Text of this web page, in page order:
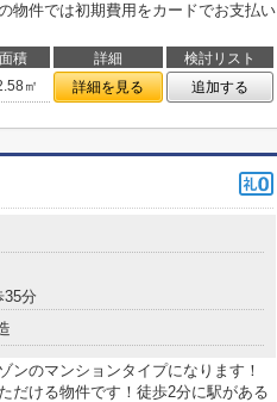
物件では初期費用をカードでお支払い
面積 詳細
検討リスト
㎡ 詳細を見る 追加する
35分
ンのマンションタイプになります！
だける物件です！徒歩2分に駅がある